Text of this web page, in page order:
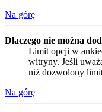
Na górę
Dlaczego nie można
Limit opcji w
witryny. Jeśli
niż dozwolony
Na górę